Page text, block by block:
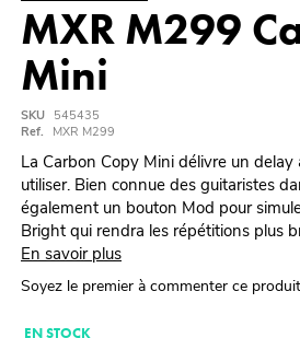
MXR M299
Mini
SKU 545435
Ref.
MXR M299
La Carbon Copy Mini délivre un
utiliser. Bien connue des guitaristes
également un bouton Mod pour
Bright qui rendra les répétitions plus
En savoir plus
Soyez le premier à commenter ce produit
EN STOCK